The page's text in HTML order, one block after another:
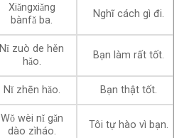
Xiǎngxiǎng
bànfǎ ba.
Nghĩ cách gì đi.
Nǐ zuò de hěn
hǎo.
Bạn làm rất tốt.
Nǐ zhēn hǎo. Bạn thật tốt.
Wǒ wèi nǐ gǎn
dào zìháo.
Tôi tự hào vì bạn.